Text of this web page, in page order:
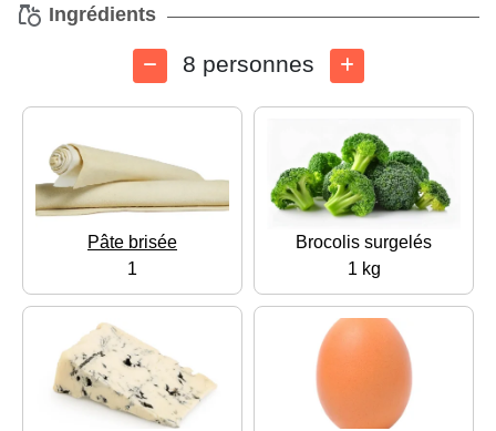
Ingrédients
8 personnes
Pâte brisée
1
Brocolis surgelés
1 kg